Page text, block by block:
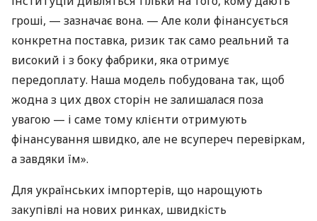
гроші, — зазначає вона. — Але коли фінансується
конкретна поставка, ризик так само реальний та
високий і з боку фабрики, яка отримує
передоплату. Наша модель побудована так, щоб
жодна з цих двох сторін не залишалася поза
увагою — і саме тому клієнти отримують
фінансування швидко, але не всупереч перевіркам,
а завдяки їм».
Для українських імпортерів, що нарощують
закупівлі на нових ринках, швидкість